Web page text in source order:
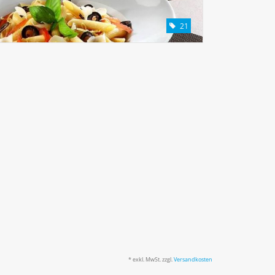
21
* exkl. MwSt. zzgl.Versandkosten